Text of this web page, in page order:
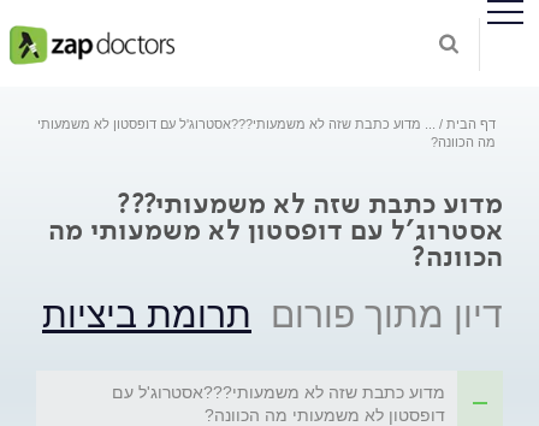
דף הבית
מדוע כתבת שזה לא משמעותי???אסטרוג'ל עם דופסטון לא משמעותי
מה הכוונה?
מדוע כתבת שזה לא משמעותי???
אסטרוג'ל עם דופסטון לא משמעותי מה
הכוונה?
דיון מתוך פורום תרומת ביציות
מדוע כתבת שזה לא משמעותי???אסטרוג'ל עם
דופסטון לא משמעותי מה הכוונה?